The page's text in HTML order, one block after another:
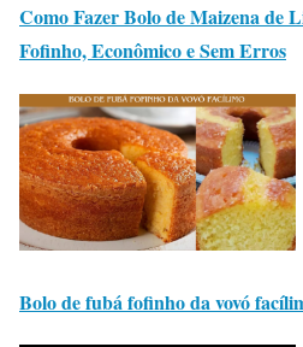
Como Fazer Bolo de Maizena de
Fofinho, Econômico e Sem Erros
Bolo de fubá fofinho da vovó